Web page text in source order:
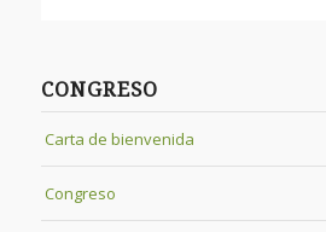
CONGRESO
Carta de bienvenida
Congreso